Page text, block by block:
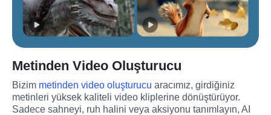
Metinden Video Oluşturucu
Bizim metinden video oluşturucu aracımız, girdiğiniz
metinleri yüksek kaliteli video kliplerine dönüştürüyor.
Sadece sahneyi, ruh halini veya aksiyonu tanımlayın, AI